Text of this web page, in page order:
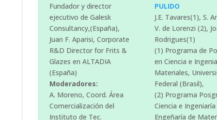
Fundador y director
ejecutivo de Galesk
Consultancy,(España),
Juan F. Aparisi, Corporate
R&D Director for Frits &
Glazes en ALTADIA
(España)
Moderadores:
A. Moreno, Coord. Área
Comercialización del
Instituto de Tec.
PULIDO
J.E. Tavares(1), S.
V. de Lorenzi (2),
Rodrigues(1)
(1) Programa de
en Ciencia e
Materiales,
Federal (Brasil),
(2) Programa
Ciencia e Ingeniaría
Engeñaría de